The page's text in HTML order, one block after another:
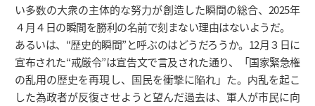
い多数の大衆の主体的な努力が創造した瞬間の総合、2025年
４月４日の瞬間を勝利の名前で刻まない理由はないようだ。
あるいは、“歴史的瞬間”と呼ぶのはどうだろうか。12月３日に
宣布された“戒厳令”は宣告文で言及された通り、「国家緊急権
の乱用の歴史を再現し、国民を衝撃に陥れ」た。内乱を起こ
した為政者が反復させようと望んだ過去は、軍人が市民に向